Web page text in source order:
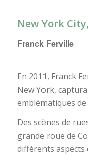
New York City,
Franck Ferville
En 2011, Franck
New York,
emblématiques
Des scènes de
grande roue de
différents aspects